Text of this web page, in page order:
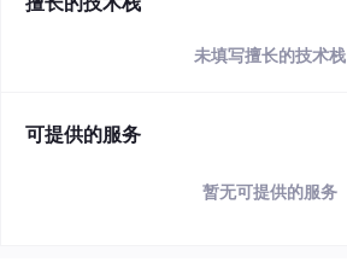
未填写擅长的技术栈
可提供的服务
暂无可提供的服务